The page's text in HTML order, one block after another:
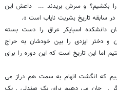
را بکشیم؟ و سرش بریدند ... داعش این
سابقه تاریخ بشریت نایاب است ».
از جوانان دانشکده اسپایکر عراق را دست بسته
و دختر ایزدی را بین خودشان به حراج
این تاریخ است که این دوره را برای
که انگشت اتهام به سمت هم دراز می